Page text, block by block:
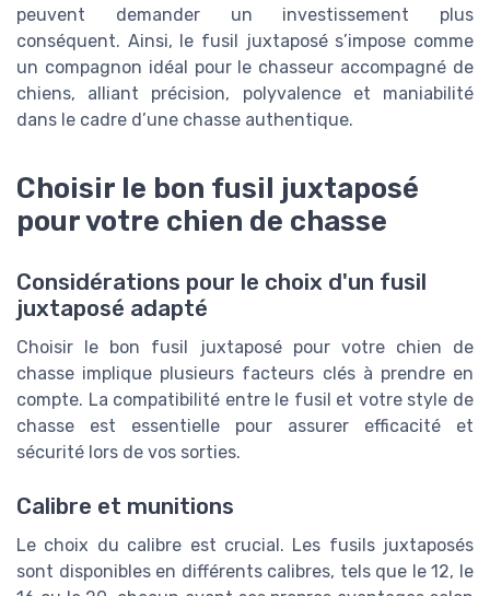
peuvent demander un investissement plus
conséquent. Ainsi, le fusil juxtaposé s’impose comme
un compagnon idéal pour le chasseur accompagné de
chiens, alliant précision, polyvalence et maniabilité
dans le cadre d’une chasse authentique.
Choisir le bon fusil juxtaposé
pour votre chien de chasse
Considérations pour le choix d'un fusil
juxtaposé adapté
Choisir le bon fusil juxtaposé pour votre chien de
chasse implique plusieurs facteurs clés à prendre en
compte. La compatibilité entre le fusil et votre style de
chasse est essentielle pour assurer efficacité et
sécurité lors de vos sorties.
Calibre et munitions
Le choix du calibre est crucial. Les fusils juxtaposés
sont disponibles en différents calibres, tels que le 12, le